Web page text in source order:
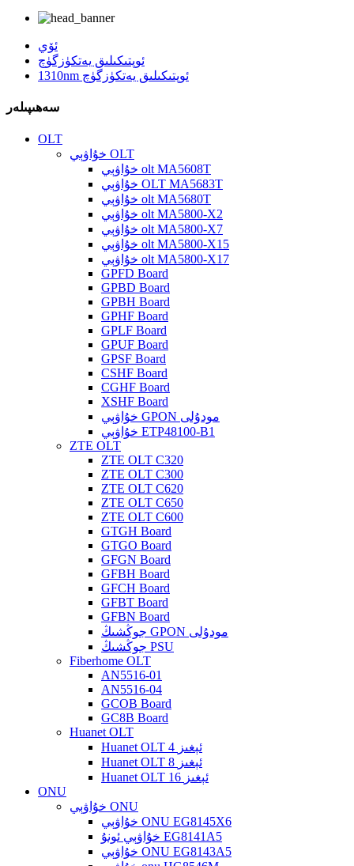
ئۆي
ئوپتىكىلىق يەتكۈزگۈچ
1310nm ئوپتىكىلىق يەتكۈزگۈچ
سەھىپىلەر
OLT
خۇاۋېي OLT
خۇاۋېي olt MA5608T
خۇاۋېي OLT MA5683T
خۇاۋېي olt MA5680T
خۇاۋېي olt MA5800-X2
خۇاۋېي olt MA5800-X7
خۇاۋېي olt MA5800-X15
خۇاۋېي olt MA5800-X17
GPFD Board
GPBD Board
GPBH Board
GPHF Board
GPLF Board
GPUF Board
GPSF Board
CSHF Board
CGHF Board
XSHF Board
خۇاۋېي GPON مودۇلى
خۇاۋېي ETP48100-B1
ZTE OLT
ZTE OLT C320
ZTE OLT C300
ZTE OLT C620
ZTE OLT C650
ZTE OLT C600
GTGH Board
GTGO Board
GFGN Board
GFBH Board
GFCH Board
GFBT Board
GFBN Board
جوڭشىڭ GPON مودۇلى
جوڭشىڭ PSU
Fiberhome OLT
AN5516-01
AN5516-04
GCOB Board
GC8B Board
Huanet OLT
Huanet OLT 4 ئېغىز
Huanet OLT 8 ئېغىز
Huanet OLT 16 ئېغىز
ONU
خۇاۋېي ONU
خۇاۋېي ONU EG8145X6
خۇاۋېي ئونۇ EG8141A5
خۇاۋېي ONU EG8143A5